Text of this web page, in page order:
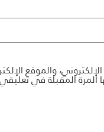
والموقع
المرة المقبلة في